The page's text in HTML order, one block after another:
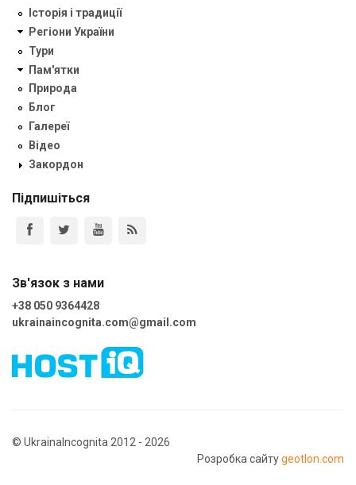
Історія і традиції
Регіони України
Тури
Пам'ятки
Природа
Блог
Галереї
Відео
Закордон
Підпишіться
Зв'язок з нами
+38 050 9364428
ukrainaincognita.com@gmail.com
© UkrainaIncognita 2012 - 2026
Розробка сайтуgeotlon.com